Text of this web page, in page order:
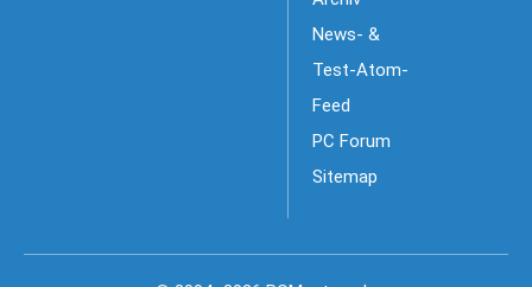
News- &
Test-Atom-
Feed
PC Forum
Sitemap